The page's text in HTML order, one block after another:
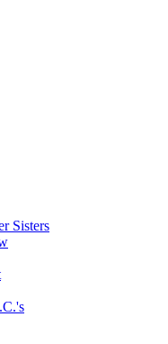
Sisters